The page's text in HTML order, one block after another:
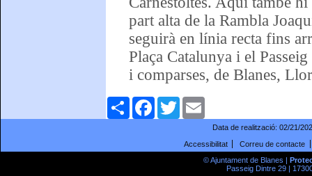
part alta de la Rambla
seguirà en línia recta fins
Plaça Catalunya i el
i comparses, de Blanes,
ComparteixFacebookTwitter
Data de realització: 02/21/
Accessibilitat
Correu de contacte
© Ajuntament de Blanes |
Passeig Dintre 29 |